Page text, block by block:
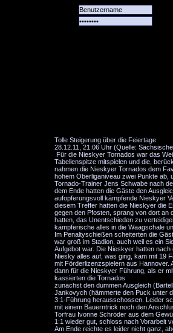
Tolle Steigerung über die Feiertage
28.12.11, 21:06 Uhr (Quelle:
Für die Nieskyer Tornados war das
Tabellenspitze mitspielen und die,
nahmen die Nieskyer Tornados dem
hohem Oberliganiveau zwei Punkte ab,
Tornado-Trainer Jens Schwabe nach
dem Ende hatten die Gäste den
aufopferungsvoll kämpfende Nieskyer
diesem Treffer hatten die Nieskyer die
gegen den Pfosten, sprang von dort an
hatten, das Unentschieden zu
kämpferische alles in die Waagschale
Im Penaltyschießen scheiterten die
war groß im Stadion, auch weil es ein
Aufgebot war. Die Nieskyer hatten
Niesky alles auf, was ging, kam mit 19
mit Förderlizenzspielern aus Hannover.
dann für die Nieskyer Führung, als er
kassierten die Tornados
zunächst den dummen Ausgleich
Jankovych (hämmerte den Puck unter
3:1-Führung herausschossen. Leider
mit einem Bauerntrick noch den
Torfrau Ivonne Schröder aus dem
1:1 wieder gut, schloss nach Vorarbeit
Am Ende reichte es leider nicht ganz,